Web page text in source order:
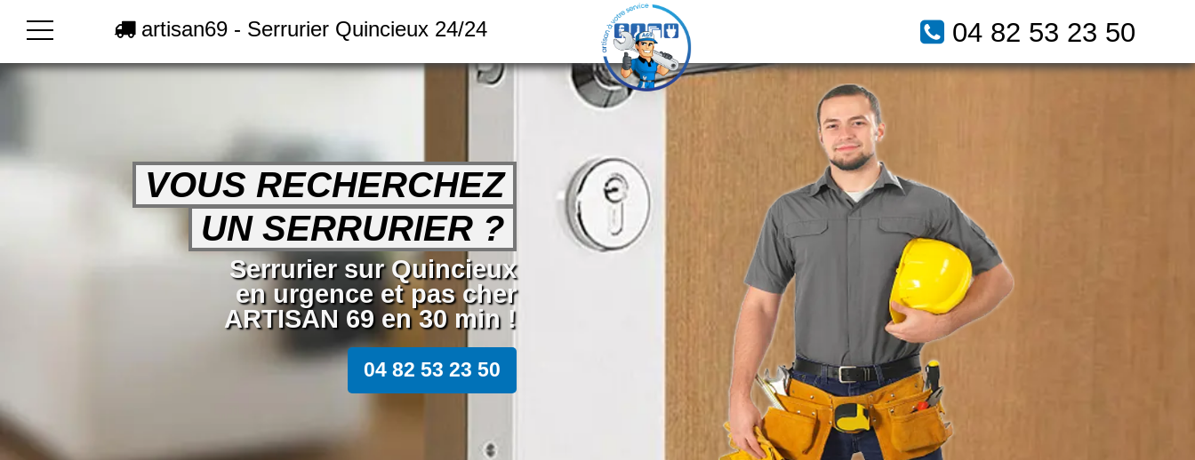
artisan69 - Serrurier Quincieux 24/24 04 82 53 23 50
VOUS RECHERCHEZ
UN SERRURIER ?
Serrurier sur Quincieux
en urgence et pas cher
ARTISAN 69 en 30 min !
04 82 53 23 50